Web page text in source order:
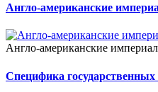
Англо-американские
Англо-американские
Специфика